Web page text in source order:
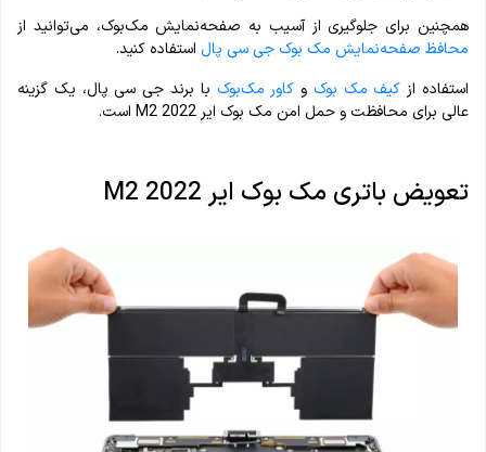
همچنین برای جلوگیری از آسیب به صفحه‌نمایش مک‌بوک، می‌توانید از
محافظ‌ صفحه‌نمایش مک بوک جی سی پال استفاده کنید.
استفاده از کیف مک بوک و کاور مک‌بوک با برند جی سی پال، یک گزینه
عالی برای محافظت و حمل امن مک بوک ایر M2 2022 است.
تعویض باتری مک بوک ایر M2 2022